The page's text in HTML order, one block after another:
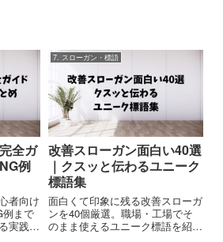
全ガ
例
者向け
例まで
実践テ
7. スローガン・標語
改善スローガン面白い40選
｜クスッと伝わるユニーク
標語集
面白くて印象に残る改善スローガ
ンを40個厳選。職場・工場でそ
のまま使えるユニーク標語を紹